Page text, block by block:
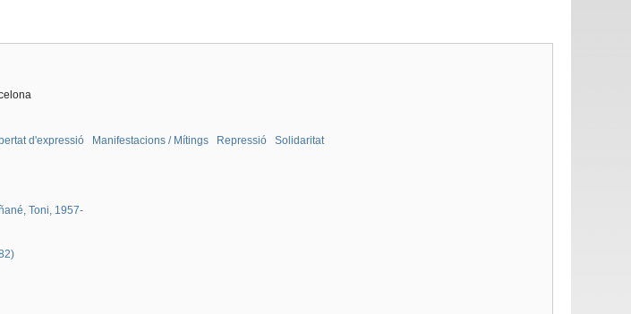
d'expressió Manifestacions / Mítings Repressió Solidaritat
Toni, 1957-